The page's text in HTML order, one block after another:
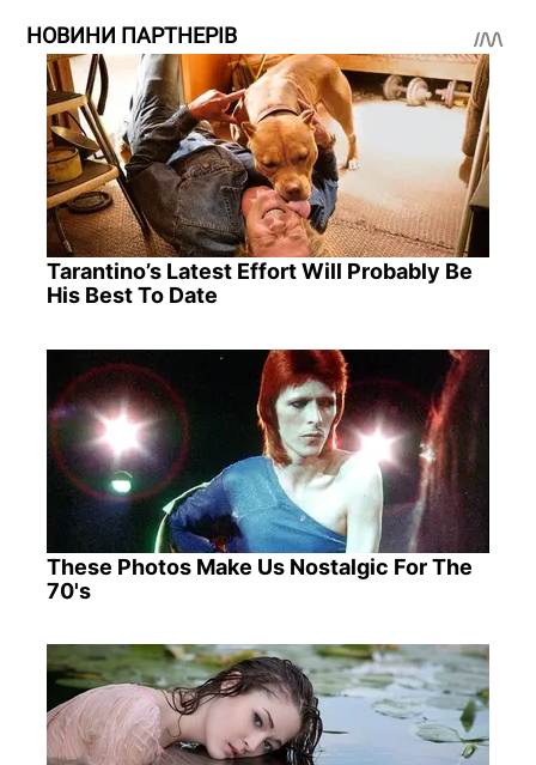
НОВИНИ ПАРТНЕРІВ
Tarantino’s Latest Effort Will Probably Be
His Best To Date
These Photos Make Us Nostalgic For The
70's